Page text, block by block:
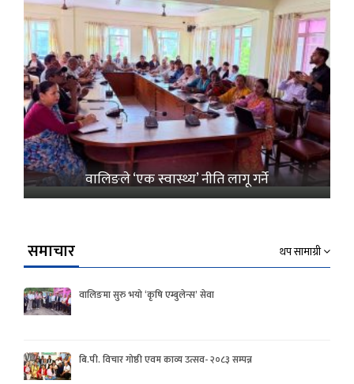
वालिङले ‘एक स्वास्थ्य’ नीति लागू गर्ने
समाचार थप सामाग्री
वालिङमा सुरु भयो ‘कृषि एम्बुलेन्स’ सेवा
बि.पी. विचार गोष्ठी एवम काव्य उत्सव- २०८३ सम्पन्न